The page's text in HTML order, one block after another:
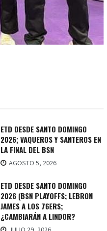
ETD DESDE SANTO DOMINGO
2026; VAQUEROS Y SANTEROS EN
LA FINAL DEL BSN
AGOSTO 5, 2026
ETD DESDE SANTO DOMINGO
2026 (BSN PLAYOFFS; LEBRON
JAMES A LOS 76ERS;
¿CAMBIARÁN A LINDOR?